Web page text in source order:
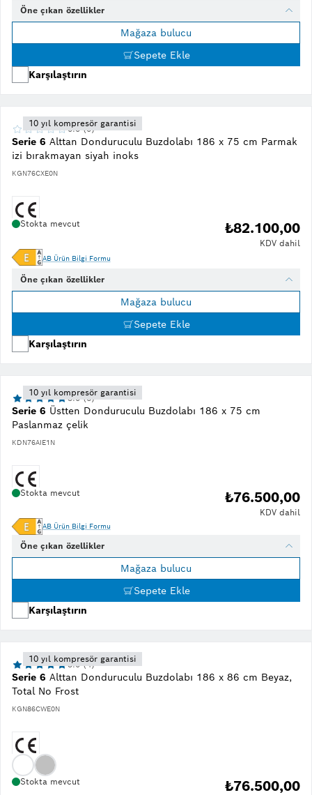
Öne çıkan özellikler
Mağaza bulucu
Sepete Ekle
Karşılaştırın
Serie 6 Alttan Donduruculu Buzdolabı 186 x 75 cm Parmak
izi bırakmayan siyah inoks
KGN76CXE0N
0.0 (0)
10 yıl kompresör garantisi
Stokta mevcut ₺82.100,00
KDV dahil
AB Ürün Bilgi Formu
Öne çıkan özellikler
Mağaza bulucu
Sepete Ekle
Karşılaştırın
Serie 6 Üstten Donduruculu Buzdolabı 186 x 75 cm
Paslanmaz çelik
KDN76AIE1N
5.0 (6)
10 yıl kompresör garantisi
Stokta mevcut ₺76.500,00
KDV dahil
AB Ürün Bilgi Formu
Öne çıkan özellikler
Mağaza bulucu
Sepete Ekle
Karşılaştırın
Serie 6 Alttan Donduruculu Buzdolabı 186 x 86 cm Beyaz,
Total No Frost
KGN86CWE0N
5.0 (4)
10 yıl kompresör garantisi
Stokta mevcut ₺76.500,00